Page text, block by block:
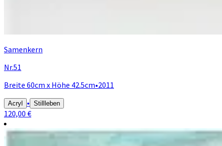
Samenkern
Nr.51
Breite 60cm x Höhe 42.5cm•2011
Acryl • Stillleben
120,00 €